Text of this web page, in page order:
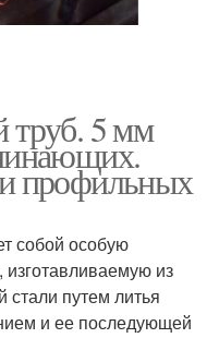
труб. 5 мм
профильных
собой особую
изготавливаемую из
путем литья
и ее последующей